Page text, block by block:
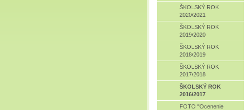
ŠKOLSKÝ ROK
2020/2021
ŠKOLSKÝ ROK
2019/2020
ŠKOLSKÝ ROK
2018/2019
ŠKOLSKÝ ROK
2017/2018
ŠKOLSKÝ ROK
2016/2017
FOTO "Ocenenie